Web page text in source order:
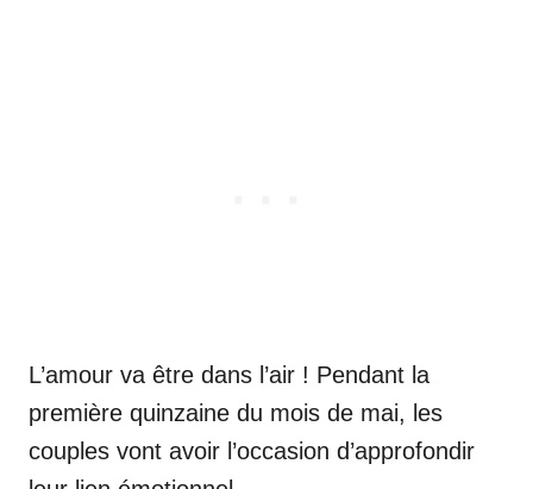
L’amour va être dans l’air ! Pendant la
première quinzaine du mois de mai, les
couples vont avoir l’occasion d’approfondir